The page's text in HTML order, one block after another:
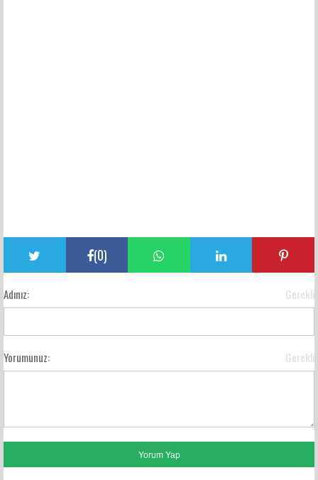
(0)
Adınız: Gerekli
Yorumunuz: Gerekli